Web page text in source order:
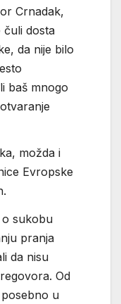
Crnadak,
čuli dosta
da nije bilo
baš mnogo
možda i
Evropske
o sukobu
pranja
da nisu
Od
u